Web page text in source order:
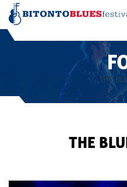
- THE
THE